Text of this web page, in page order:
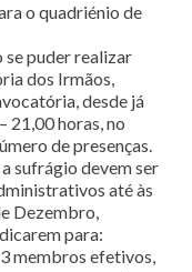
o quadriénio de
se puder realizar
dos Irmãos,
desde já
21,00 horas, no
de presenças.
sufrágio devem ser
até às
Dezembro,
para:
membros efetivos,